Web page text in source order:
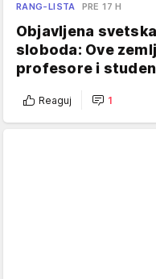
RANG-LISTA PRE 17 H
Objavljena
sloboda: Ove
profesore i
Reaguj 1